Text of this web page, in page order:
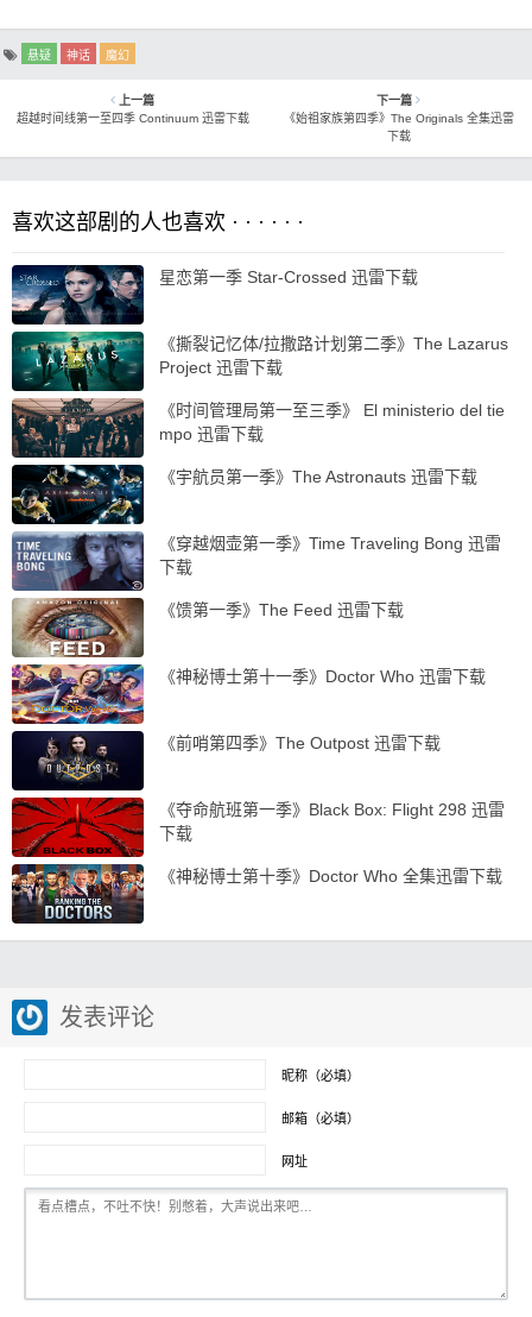
悬疑 神话 魔幻
上一篇
超越时间线第一至四季 Continuum 迅雷下载
下一篇
《始祖家族第四季》The Originals 全集迅雷
下载
喜欢这部剧的人也喜欢 · · · · · ·
星恋第一季 Star-Crossed 迅雷下载
《撕裂记忆体/拉撒路计划第二季》The Lazarus
Project 迅雷下载
《时间管理局第一至三季》 El ministerio del tie
mpo 迅雷下载
《宇航员第一季》The Astronauts 迅雷下载
《穿越烟壶第一季》Time Traveling Bong 迅雷
下载
《馈第一季》The Feed 迅雷下载
《神秘博士第十一季》Doctor Who 迅雷下载
《前哨第四季》The Outpost 迅雷下载
《夺命航班第一季》Black Box: Flight 298 迅雷
下载
《神秘博士第十季》Doctor Who 全集迅雷下载
发表评论
昵称（必填）
邮箱（必填）
网址